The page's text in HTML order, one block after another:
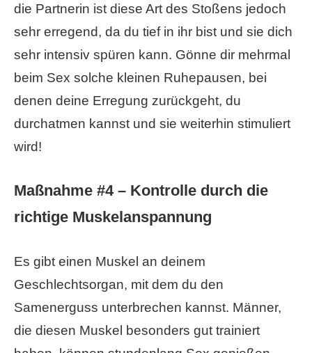
die Partnerin ist diese Art des Stoßens jedoch
sehr erregend, da du tief in ihr bist und sie dich
sehr intensiv spüren kann. Gönne dir mehrmal
beim Sex solche kleinen Ruhepausen, bei
denen deine Erregung zurückgeht, du
durchatmen kannst und sie weiterhin stimuliert
wird!
Maßnahme #4 – Kontrolle durch die
richtige Muskelanspannung
Es gibt einen Muskel an deinem
Geschlechtsorgan, mit dem du den
Samenerguss unterbrechen kannst. Männer,
die diesen Muskel besonders gut trainiert